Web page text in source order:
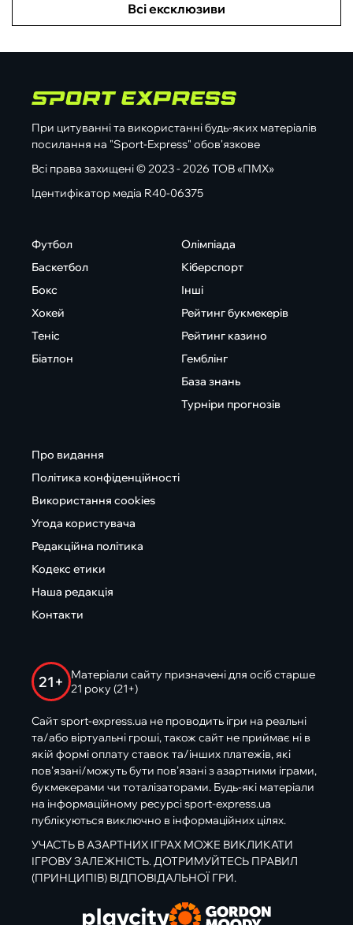
Всі ексклюзиви
При цитуванні та використанні будь-яких матеріалів
посилання на "Sport-Express" обов'язкове
Всі права захищені © 2023 - 2026 ТОВ «ПМХ»
Ідентифікатор медіа R40-06375
Футбол
Баскетбол
Бокс
Хокей
Теніс
Біатлон
Олімпіада
Кіберспорт
Інші
Рейтинг букмекерів
Рейтинг казино
Гемблінг
База знань
Турніри прогнозів
Про видання
Політика конфіденційності
Використання cookies
Угода користувача
Редакційна політика
Кодекс етики
Наша редакція
Контакти
21+
Матеріали сайту призначені для осіб старше
21 року (21+)
Сайт sport-express.ua не проводить ігри на реальні
та/або віртуальні гроші, також сайт не приймає ні в
якій формі оплату ставок та/інших платежів, які
пов’язані/можуть бути пов’язані з азартними іграми,
букмекерами чи тоталізаторами. Будь-які матеріали
на інформаційному ресурсі sport-express.ua
публікуються виключно в інформаційних цілях.
УЧАСТЬ В АЗАРТНИХ ІГРАХ МОЖЕ ВИКЛИКАТИ
ІГРОВУ ЗАЛЕЖНІСТЬ. ДОТРИМУЙТЕСЬ ПРАВИЛ
(ПРИНЦИПІВ) ВІДПОВІДАЛЬНОЇ ГРИ.